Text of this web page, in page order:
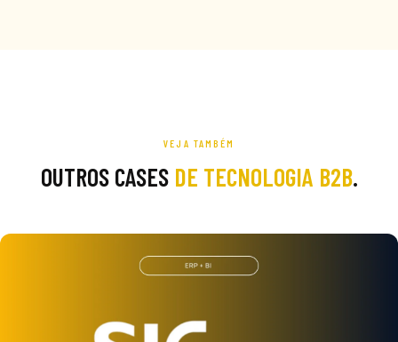
VEJA TAMBÉM
OUTROS CASES DE TECNOLOGIA B2B.